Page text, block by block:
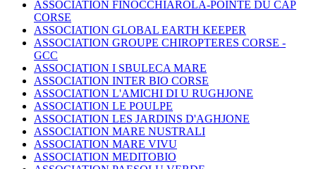
ASSOCIATION FINOCCHIAROLA-POINTE DU CAP
CORSE
ASSOCIATION GLOBAL EARTH KEEPER
ASSOCIATION GROUPE CHIROPTERES CORSE -
GCC
ASSOCIATION I SBULECA MARE
ASSOCIATION INTER BIO CORSE
ASSOCIATION L'AMICHI DI U RUGHJONE
ASSOCIATION LE POULPE
ASSOCIATION LES JARDINS D'AGHJONE
ASSOCIATION MARE NUSTRALI
ASSOCIATION MARE VIVU
ASSOCIATION MEDITOBIO